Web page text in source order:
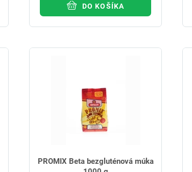
DO KOŠÍKA
PROMIX Beta bezgluténová múka